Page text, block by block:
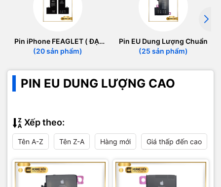
Pin iPhone FEAGLET ( ĐẠI
BÀNG )
(20 sản phẩm)
Pin EU Dung Lượng Chuẩn
(25 sản phẩm)
PIN EU DUNG LƯỢNG CAO
Xếp theo:
Tên A-Z Tên Z-A Hàng mới Giá thấp đến cao